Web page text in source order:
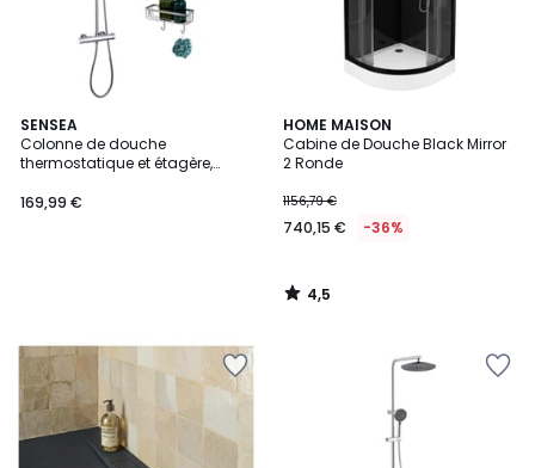
SENSEA
Colonne de douche
thermostatique et étagère,
169,99 €
HOME MAISON
Cabine de Douche Black Mirror
2 Ronde
1156,79 €
740,15 € -36%
4,5
/ 5
4,5
/